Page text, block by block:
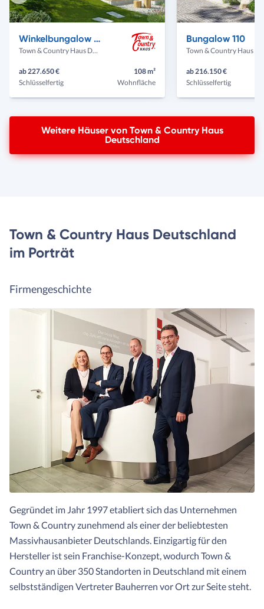
Winkelbungalow 108
Town & Country Haus Deutschland
ab 227.650 €
Schlüsselfertig
108 m²
Wohnfläche
Bungalow 110
ab 216.150 €
Schlüsselfertig
Vorheriges
Haus
Haus
Weitere Häuser von Town & Country Haus
Deutschland
Town & Country Haus Deutschland
im Porträt
Firmengeschichte
Gegründet im Jahr 1997 etabliert sich das Unternehmen
Town & Country zunehmend als einer der beliebtesten
Massivhausanbieter Deutschlands. Einzigartig für den
Hersteller ist sein Franchise-Konzept, wodurch Town &
Country an über 350 Standorten in Deutschland mit einem
selbstständigen Vertreter Bauherren vor Ort zur Seite steht.